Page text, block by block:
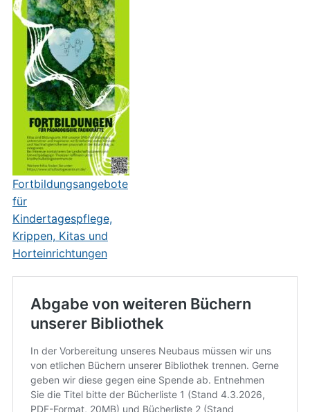
Fortbildungsangebote
für
Kindertagespflege,
Krippen, Kitas und
Horteinrichtungen